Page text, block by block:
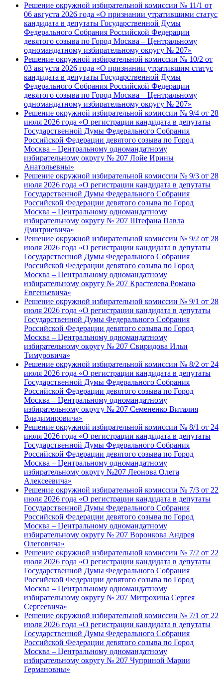
Решение окружной избирательной комиссии № 11/1 от
06 августа 2026 года «О признании утратившими статус
кандидата в депутаты Государственной Думы
Федерального Собрания Российской Федерации
девятого созыва по Город Москва – Центральному
одномандатному избирательному округу № 207»
Решение окружной избирательной комиссии № 10/2 от
03 августа 2026 года «О признании утратившим статус
кандидата в депутаты Государственной Думы
Федерального Собрания Российской Федерации
девятого созыва по Город Москва – Центральному
одномандатному избирательному округу № 207»
Решение окружной избирательной комиссии № 9/4 от 28
июля 2026 года «О регистрации кандидата в депутаты
Государственной Думы Федерального Собрания
Российской Федерации девятого созыва по Город
Москва – Центральному одномандатному
избирательному округу № 207 Лойе Ирины
Анатольевны»
Решение окружной избирательной комиссии № 9/3 от 28
июля 2026 года «О регистрации кандидата в депутаты
Государственной Думы Федерального Собрания
Российской Федерации девятого созыва по Город
Москва – Центральному одномандатному
избирательному округу № 207 Штефана Павла
Дмитриевича»
Решение окружной избирательной комиссии № 9/2 от 28
июля 2026 года «О регистрации кандидата в депутаты
Государственной Думы Федерального Собрания
Российской Федерации девятого созыва по Город
Москва – Центральному одномандатному
избирательному округу № 207 Крастелева Романа
Евгеньевича»
Решение окружной избирательной комиссии № 9/1 от 28
июля 2026 года «О регистрации кандидата в депутаты
Государственной Думы Федерального Собрания
Российской Федерации девятого созыва по Город
Москва – Центральному одномандатному
избирательному округу № 207 Свиридова Ильи
Тимуровича»
Решение окружной избирательной комиссии № 8/2 от 24
июля 2026 года «О регистрации кандидата в депутаты
Государственной Думы Федерального Собрания
Российской Федерации девятого созыва по Город
Москва – Центральному одномандатному
избирательному округу № 207 Семененко Виталия
Владимировича»
Решение окружной избирательной комиссии № 8/1 от 24
июля 2026 года «О регистрации кандидата в депутаты
Государственной Думы Федерального Собрания
Российской Федерации девятого созыва по Город
Москва – Центральному одномандатному
избирательному округу №207 Леонова Олега
Алексеевича»
Решение окружной избирательной комиссии № 7/3 от 22
июля 2026 года «О регистрации кандидата в депутаты
Государственной Думы Федерального Собрания
Российской Федерации девятого созыва по Город
Москва – Центральному одномандатному
избирательному округу № 207 Воронкова Андрея
Олеговича»
Решение окружной избирательной комиссии № 7/2 от 22
июля 2026 года «О регистрации кандидата в депутаты
Государственной Думы Федерального Собрания
Российской Федерации девятого созыва по Город
Москва – Центральному одномандатному
избирательному округу № 207 Митрохина Сергея
Сергеевича»
Решение окружной избирательной комиссии № 7/1 от 22
июля 2026 года «О регистрации кандидата в депутаты
Государственной Думы Федерального Собрания
Российской Федерации девятого созыва по Город
Москва – Центральному одномандатному
избирательному округу № 207 Чуприной Марии
Германовны»